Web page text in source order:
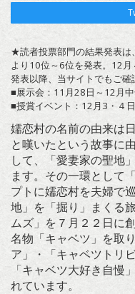
★読者投票部門の結果発表は
より10位～6位を発表。12月
発表以降、当サイトでもご確
■展示会：11月28日～12月
■授賞イベント：12月3・４日
嬬恋村の名前の由来は
と嘆いたという故事に
して、「愛妻家の聖地
ます。その一環として
プトに嬬恋村を夫婦で
地」を「掘り」まくる
ムズ」を７月２２日に
名物「キャベツ」を取
ア」・「キャベツトリ
「キャベツ大好き自慢
れています。